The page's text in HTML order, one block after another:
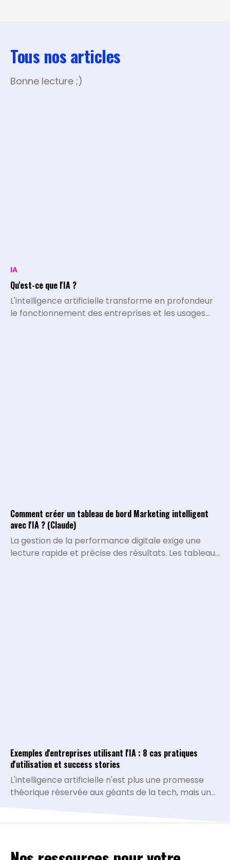
Tous nos articles
Bonne lecture ;)
IA
Qu'est-ce que l'IA ?
L'intelligence artificielle transforme en profondeur
le fonctionnement des entreprises et les usages
Comment créer un tableau de bord Marketing intelligent
avec l'IA ? (Claude)
La gestion de la performance digitale exige une
lecture rapide et précise des résultats. Les tableaux
Exemples d'entreprises utilisant l'IA : 8 cas pratiques
d'utilisation et success stories
L'intelligence artificielle n'est plus une promesse
théorique réservée aux géants de la tech, mais une
multiplient et prouvent leur rentabilité. À travers